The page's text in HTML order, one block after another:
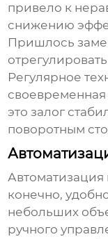
привело к
снижению
Пришлось
Регулярное
это залог
поворотным
Автоматизация
конечно,
небольших
ручного